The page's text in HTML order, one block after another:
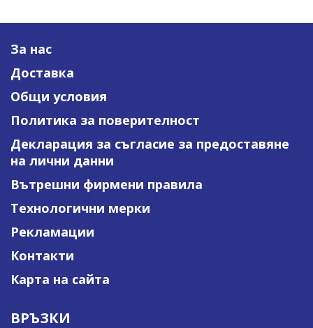
За нас
Доставка
Общи условия
Политика за поверителност
Декларация за съгласие за предоставяне
на лични данни
Вътрешни фирмени правила
Технологични мерки
Рекламации
Контакти
Карта на сайта
ВРЪЗКИ